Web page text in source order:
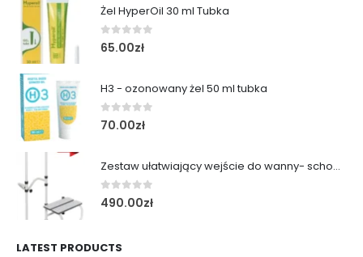
Żel HyperOil 30 ml Tubka
0out of 5
65.00zł
H3 - ozonowany żel 50 ml tubka
0out of 5
70.00zł
Zestaw ułatwiający wejście do wanny- schodek z poręczą
0out of 5
490.00zł
LATEST PRODUCTS